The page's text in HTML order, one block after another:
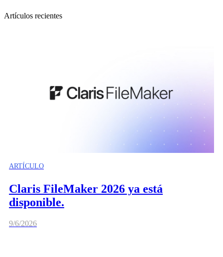
Artículos recientes
ARTÍCULO
Claris FileMaker 2026 ya está
disponible.
9/6/2026